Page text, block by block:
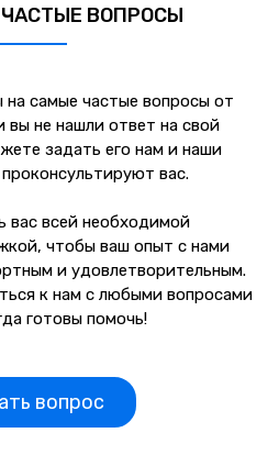
ВОПРОСЫ
самые частые вопросы от
вы не нашли ответ на свой
задать его нам и наши
вас.
вас всей необходимой
чтобы ваш опыт с нами
и удовлетворительным.
к нам с любыми вопросами
готовы помочь!
вопрос